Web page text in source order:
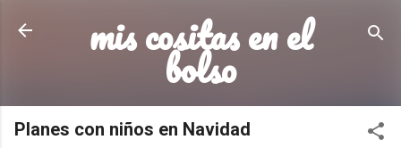
Ir al contenido principal
mis cositas en el
bolso
Planes con niños en Navidad